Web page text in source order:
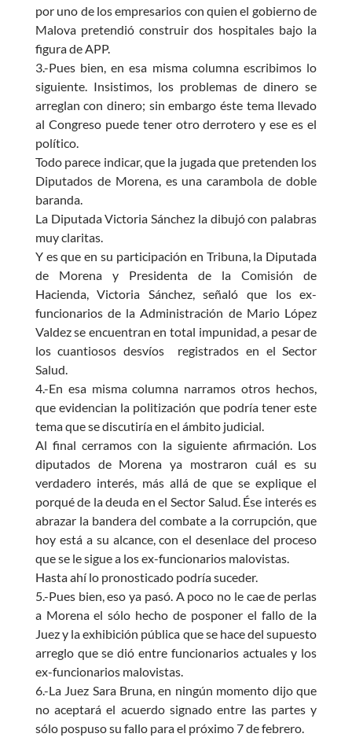
por uno de los empresarios con quien el gobierno de
Malova pretendió construir dos hospitales bajo la
figura de APP.
3.-Pues bien, en esa misma columna escribimos lo
siguiente. Insistimos, los problemas de dinero se
arreglan con dinero; sin embargo éste tema llevado
al Congreso puede tener otro derrotero y ese es el
político.
Todo parece indicar, que la jugada que pretenden los
Diputados de Morena, es una carambola de doble
baranda.
La Diputada Victoria Sánchez la dibujó con palabras
muy claritas.
Y es que en su participación en Tribuna, la Diputada
de Morena y Presidenta de la Comisión de
Hacienda, Victoria Sánchez, señaló que los ex-
funcionarios de la Administración de Mario López
Valdez se encuentran en total impunidad, a pesar de
los cuantiosos desvíos registrados en el Sector
Salud.
4.-En esa misma columna narramos otros hechos,
que evidencian la politización que podría tener este
tema que se discutiría en el ámbito judicial.
Al final cerramos con la siguiente afirmación. Los
diputados de Morena ya mostraron cuál es su
verdadero interés, más allá de que se explique el
porqué de la deuda en el Sector Salud. Ése interés es
abrazar la bandera del combate a la corrupción, que
hoy está a su alcance, con el desenlace del proceso
que se le sigue a los ex-funcionarios malovistas.
Hasta ahí lo pronosticado podría suceder.
5.-Pues bien, eso ya pasó. A poco no le cae de perlas
a Morena el sólo hecho de posponer el fallo de la
Juez y la exhibición pública que se hace del supuesto
arreglo que se dió entre funcionarios actuales y los
ex-funcionarios malovistas.
6.-La Juez Sara Bruna, en ningún momento dijo que
no aceptará el acuerdo signado entre las partes y
sólo pospuso su fallo para el próximo 7 de febrero.